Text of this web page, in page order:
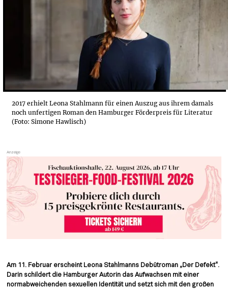
„ANYTHING GOES IST VORBEI“
„BDSM IST FÜR MICH ETWAS SPIRITUELLES“
2017 erhielt Leona Stahlmann für einen Auszug aus ihrem damals
noch unfertigen Roman den Hamburger Förderpreis für Literatur
(Foto: Simone Hawlisch)
Am 11. Februar erscheint Leona Stahlmanns Debütroman „Der Defekt“.
Darin schildert die Hamburger Autorin das Aufwachsen mit einer
normabweichenden sexuellen Identität und setzt sich mit den großen